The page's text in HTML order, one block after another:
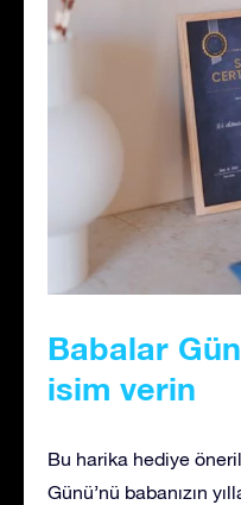
Babalar
isim verin
Bu harika hediye
Günü’nü babanızın